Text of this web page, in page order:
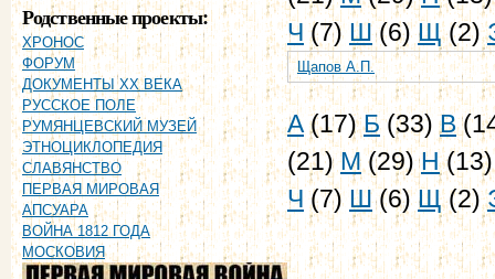
Родственные проекты:
ХРОНОС
ФОРУМ
ДОКУМЕНТЫ XX ВЕКА
РУССКОЕ ПОЛЕ
РУМЯНЦЕВСКИЙ МУЗЕЙ
ЭТНОЦИКЛОПЕДИЯ
СЛАВЯНСТВО
ПЕРВАЯ МИРОВАЯ
АПСУАРА
ВОЙНА 1812 ГОДА
МОСКОВИЯ
Ч (7)Ш(6)Щ(2)
Щапов А.П.
А(17)Б(33)В
(21)М(29)Н
Ч (7)Ш(6)Щ(2)